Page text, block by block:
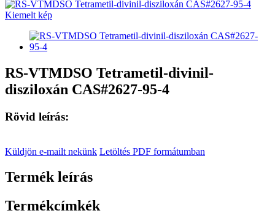
RS-VTMDSO Tetrametil-divinil-
disziloxán CAS#2627-95-4
Rövid leírás:
Küldjön e-mailt nekünk Letöltés PDF formátumban
Termék leírás
Termékcímkék